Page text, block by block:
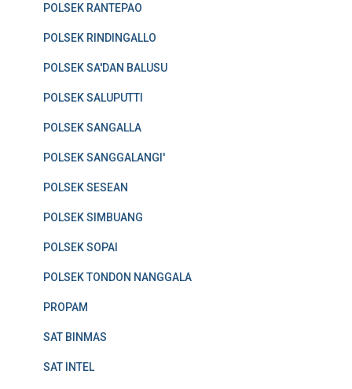
POLSEK RANTEPAO
POLSEK RINDINGALLO
POLSEK SA'DAN BALUSU
POLSEK SALUPUTTI
POLSEK SANGALLA
POLSEK SANGGALANGI'
POLSEK SESEAN
POLSEK SIMBUANG
POLSEK SOPAI
POLSEK TONDON NANGGALA
PROPAM
SAT BINMAS
SAT INTEL